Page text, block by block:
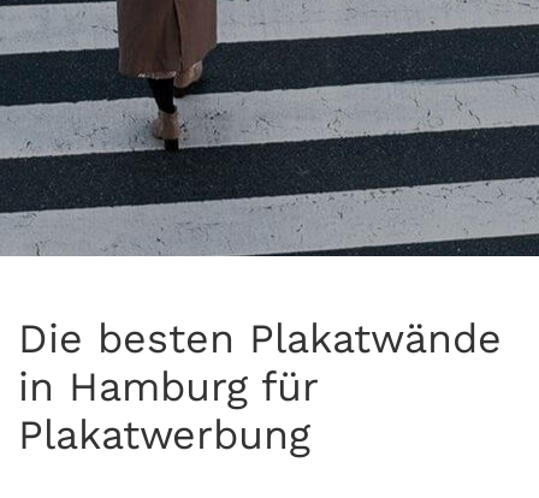
Die besten Plakatwände
in Hamburg für
Plakatwerbung